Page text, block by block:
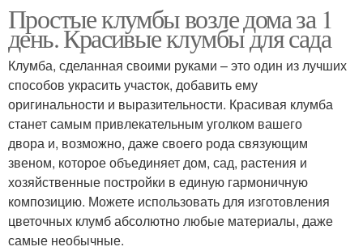
Простые клумбы возле дома за 1
день. Красивые клумбы для сада
Клумба, сделанная своими руками – это один из лучших
способов украсить участок, добавить ему
оригинальности и выразительности. Красивая клумба
станет самым привлекательным уголком вашего
двора и, возможно, даже своего рода связующим
звеном, которое объединяет дом, сад, растения и
хозяйственные постройки в единую гармоничную
композицию. Можете использовать для изготовления
цветочных клумб абсолютно любые материалы, даже
самые необычные.